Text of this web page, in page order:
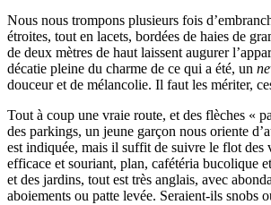
Nous nous trompons plusieurs fois
étroites, tout en lacets, bordées de haies de
de deux mètres de haut laissent augurer
décatie pleine du charme de ce qui a été, un
douceur et de mélancolie. Il faut les mériter,
Tout à coup une vraie route, et des flèches «
des parkings, un jeune garçon nous oriente
est indiquée, mais il suffit de suivre le flot des
efficace et souriant, plan, cafétéria bucolique
et des jardins, tout est très anglais, avec
aboiements ou patte levée. Seraient-ils snobs